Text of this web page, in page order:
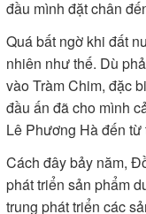
đầu mình đặt chân
Quá bất ngờ khi đất
nhiên như thế. Dù
vào Tràm Chim, đặc
đầu ấn đã cho mình
Lê Phương Hà đến
Cách đây bảy năm,
phát triển sản phẩm
trung phát triển các